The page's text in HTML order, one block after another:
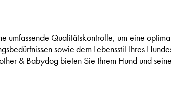
umfassende Qualitätskontrolle, um eine
sowie dem Lebensstil Ihres
& Babydog bieten Sie Ihrem Hund und